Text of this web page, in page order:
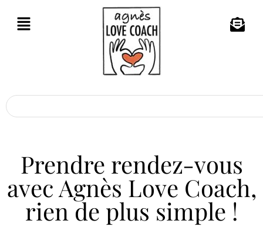
Prendre rendez-vous
avec Agnès Love Coach,
rien de plus simple !